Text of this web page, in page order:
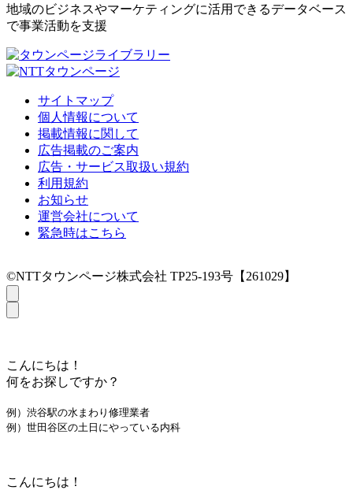
地域のビジネスやマーケティングに活用できるデータベース
で事業活動を支援
サイトマップ
個人情報について
掲載情報に関して
広告掲載のご案内
広告・サービス取扱い規約
利用規約
お知らせ
運営会社について
緊急時はこちら
©NTTタウンページ株式会社 TP25-193号【261029】
こんにちは！
何をお探しですか？
例）渋谷駅の水まわり修理業者
例）世田谷区の土日にやっている内科
こんにちは！